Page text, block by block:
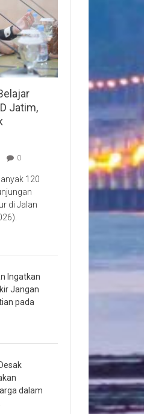
Jatim,
0
120
di Jalan
Ingatkan
Jangan
pada
dalam